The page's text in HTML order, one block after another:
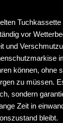
Tuchkassette
vor
und
können, ohne
zu müssen.
sondern
Zeit in
bleibt.